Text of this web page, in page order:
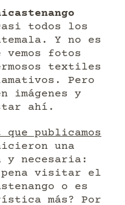
todos los
Y no es
vemos fotos
textiles
Pero
imágenes y
ahí.
publicamos
una
y necesaria:
pena visitar el
o es
más? Por